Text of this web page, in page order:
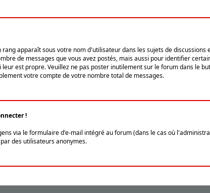
apparaît sous votre nom d'utilisateur dans les sujets de discussions
de messages que vous avez postés, mais aussi pour identifier
est propre. Veuillez ne pas poster inutilement sur le forum dans le
votre compte de votre nombre total de messages.
!
via le formulaire d'e-mail intégré au forum (dans le cas où
des utilisateurs anonymes.